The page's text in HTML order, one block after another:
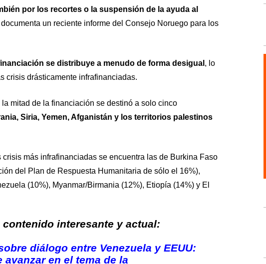
por los recortes o la suspensión de la ayuda al
un reciente informe del Consejo Noruego para los
se distribuye a menudo de forma desigual , lo
crisis drásticamente infrafinanciadas.
mitad de la financiación se destinó a solo cinco
Siria, Yemen, Afganistán y los territorios palestinos
crisis más infrafinanciadas se encuentra las de Burkina Faso
del Plan de Respuesta Humanitaria de sólo el 16%),
(10%), Myanmar/Birmania (12%), Etiopía (14%) y El
contenido interesante y actual:
diálogo entre Venezuela y EEUU:
avanzar en el tema de la